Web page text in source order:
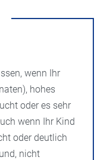
wenn Ihr
hohes
oder es sehr
wenn Ihr Kind
oder deutlich
nicht